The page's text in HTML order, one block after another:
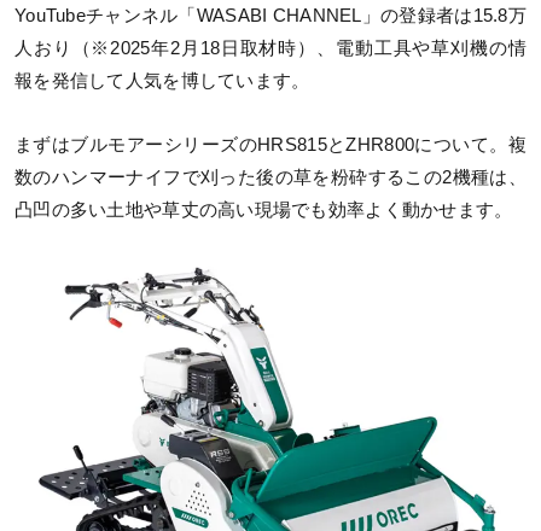
YouTubeチャンネル「WASABI CHANNEL」の登録者は15.8万
人おり（※2025年2月18日取材時）、電動工具や草刈機の情
報を発信して人気を博しています。
まずはブルモアーシリーズのHRS815とZHR800について。複
数のハンマーナイフで刈った後の草を粉砕するこの2機種は、
凸凹の多い土地や草丈の高い現場でも効率よく動かせます。